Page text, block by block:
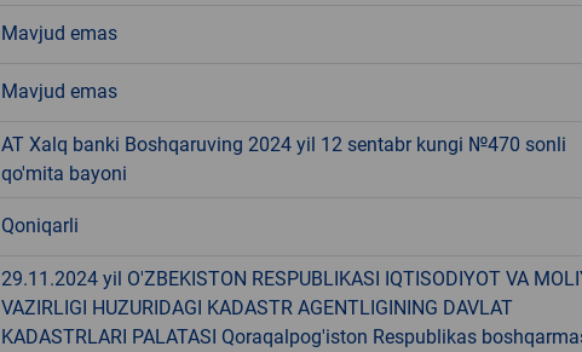
Mavjud emas
Mavjud emas
AT Xalq banki Boshqaruving 2024 yil 12 sentabr kungi №470 sonli
qo'mita bayoni
Qoniqarli
29.11.2024 yil O'ZBEKISTON RESPUBLIKASI IQTISODIYOT VA
VAZIRLIGI HUZURIDAGI KADASTR AGENTLIGINING DAVLAT
KADASTRLARI PALATASI Qoraqalpog'iston Respublikas